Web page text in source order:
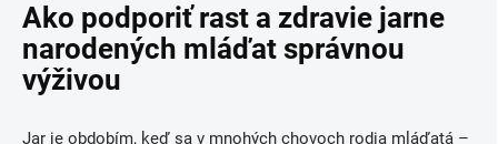
Ako podporiť rast a zdravie jarne
narodených mláďat správnou
výživou
Jar je obdobím, keď sa v mnohých chovoch rodia mláďatá –